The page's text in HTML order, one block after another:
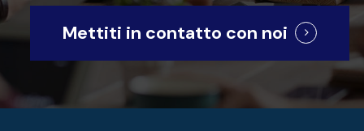
Mettiti in contatto con noi